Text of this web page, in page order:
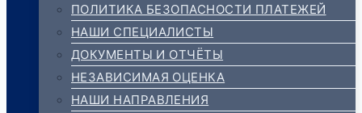
ПОЛИТИКА БЕЗОПАСНОСТИ ПЛАТЕЖЕЙ
НАШИ СПЕЦИАЛИСТЫ
ДОКУМЕНТЫ И ОТЧЁТЫ
НЕЗАВИСИМАЯ ОЦЕНКА
НАШИ НАПРАВЛЕНИЯ